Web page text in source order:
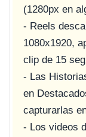
(1280px en
- Reels
1080x1920,
clip de 15
- Las
en
capturarlas
- Los videos